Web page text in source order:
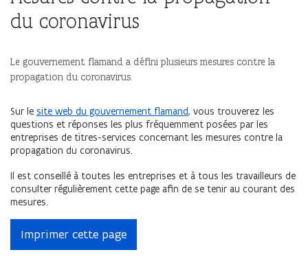
du coronavirus
Le gouvernement flamand a défini plusieurs mesures contre la
propagation du coronavirus.
Sur le site web du gouvernement flamand, vous trouverez les
questions et réponses les plus fréquemment posées par les
entreprises de titres-services concernant les mesures contre la
propagation du coronavirus.
Il est conseillé à toutes les entreprises et à tous les travailleurs de
consulter régulièrement cette page afin de se tenir au courant des
mesures.
Imprimer cette page